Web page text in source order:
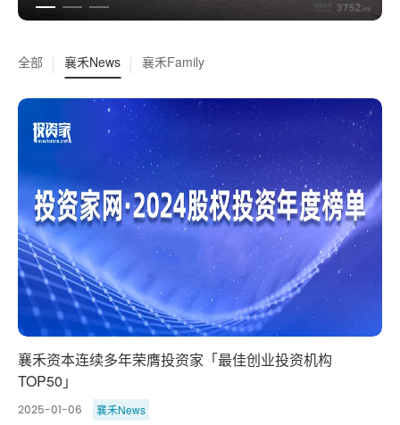
全部 襄禾News 襄禾Family
襄禾资本连续多年荣膺投资家「最佳创业投资机构
TOP50」
2025-01-06 襄禾News